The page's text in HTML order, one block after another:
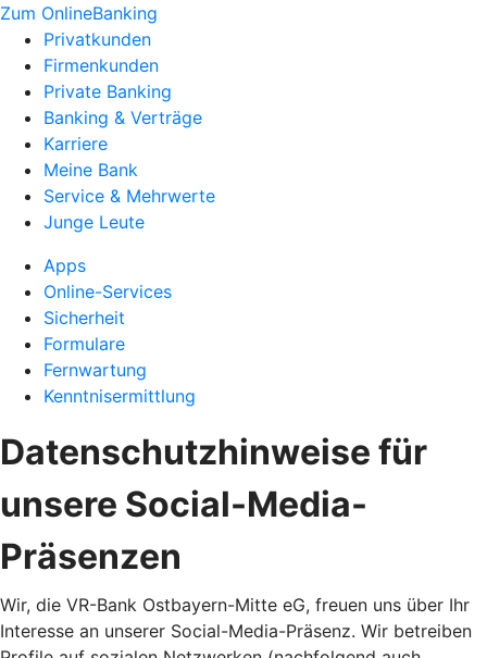
Zum OnlineBanking
Privatkunden
Firmenkunden
Private Banking
Banking & Verträge
Karriere
Meine Bank
Service & Mehrwerte
Junge Leute
Apps
Online-Services
Sicherheit
Formulare
Fernwartung
Kenntnisermittlung
Datenschutzhinweise für
unsere Social-Media-
Präsenzen
Wir, die VR-Bank Ostbayern-Mitte eG, freuen uns über Ihr
Interesse an unserer Social-Media-Präsenz. Wir betreiben